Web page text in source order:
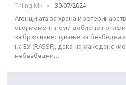
Triling Mk 30/07/2024
Агенцијата за храна и
овој момент нема добиено
за брзо известување за безбедна
на ЕУ (RASSF), дека на
небезбедни…